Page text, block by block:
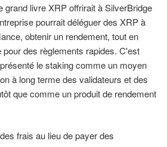
grand livre XRP offrirait à SilverBridge
pourrait déléguer des XRP à
obtenir un rendement, tout en
pour des règlements rapides. C'est
le staking comme un moyen
à long terme des validateurs et des
que comme un produit de rendement
frais au lieu de payer des